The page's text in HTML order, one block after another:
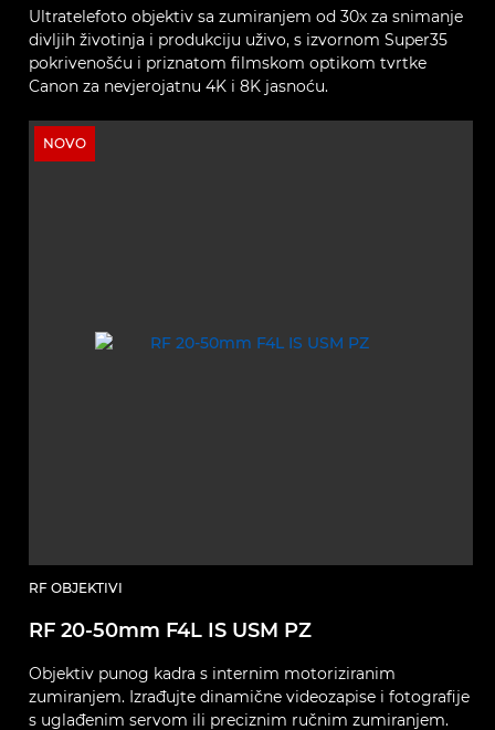
Ultratelefoto objektiv sa zumiranjem od 30x za snimanje
divljih životinja i produkciju uživo, s izvornom Super35
pokrivenošću i priznatom filmskom optikom tvrtke
Canon za nevjerojatnu 4K i 8K jasnoću.
NOVO
RF OBJEKTIVI
RF 20-50mm F4L IS USM PZ
Objektiv punog kadra s internim motoriziranim
zumiranjem. Izrađujte dinamične videozapise i fotografije
s uglađenim servom ili preciznim ručnim zumiranjem.